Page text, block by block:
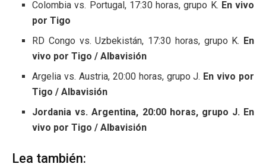
Colombia vs. Portugal, 17:30 horas, grupo K. En vivo
por Tigo
RD Congo vs. Uzbekistán, 17:30 horas, grupo K. En
vivo por Tigo / Albavisión
Argelia vs. Austria, 20:00 horas, grupo J. En vivo por
Tigo / Albavisión
Jordania vs. Argentina, 20:00 horas, grupo J. En
vivo por Tigo / Albavisión
Lea también: